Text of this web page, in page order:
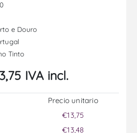
e Douro
Tinto
IVA incl.
Precio unitario
€13,75
€13,48